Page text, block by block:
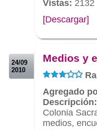
Vistas: 2132
[Descargar]
24/09
2010
Medios y
Agregado
Descripción:
Colonia
medios,